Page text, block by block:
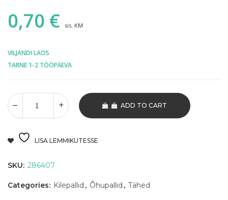
0,70 € sis. KM
VILJANDI LAOS
TARNE 1-2 TÖÖPÄEVA
ADD TO CART
LISA LEMMIKUTESSE
SKU: 286407
Categories: Kilepallid , Õhupallid , Tähed